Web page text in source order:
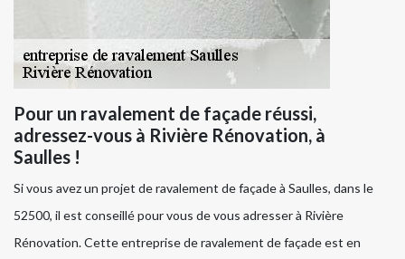
Pour un ravalement de façade réussi,
adressez-vous à Rivière Rénovation, à
Saulles !
Si vous avez un projet de ravalement de façade à Saulles, dans le
52500, il est conseillé pour vous de vous adresser à Rivière
Rénovation. Cette entreprise de ravalement de façade est en